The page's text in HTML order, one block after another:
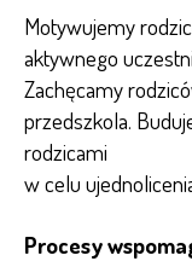
Motywujemy
aktywnego
Zachęcamy
przedszkola.
rodzicami
w celu
Procesy